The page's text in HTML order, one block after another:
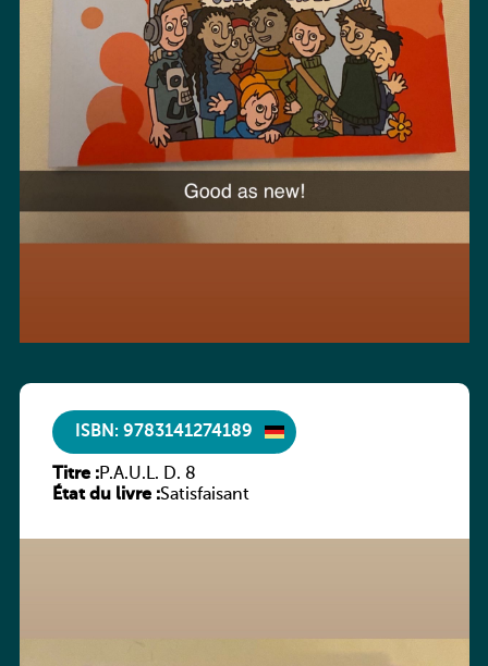
ISBN: 9783141274189
Titre :P.A.U.L. D. 8
État du livre :Satisfaisant